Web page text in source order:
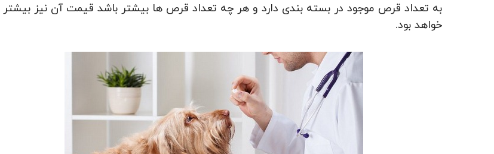
به تعداد قرص موجود در بسته بندی دارد و هر چه تعداد قرص ها بیشتر باشد قیمت آن نیز بیشتر
خواهد بود.